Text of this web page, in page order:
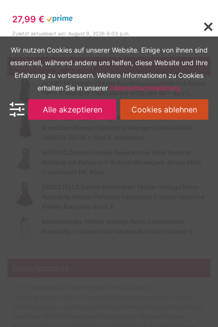
27,99 €
Zuletzt aktualisiert am: August 9, 2026 6:03 p.m.
Neue Vintage Kleider
HOMEYEE Damen Vintage Rundhalsausschnitt 3/4 Ärmel
Retro Knielanges Cocktailkleid A135 (EU 40 = Size L,
HOMEYEE Damen Vintage Rundhalsausschnitt
Wir nutzen Cookies auf unserer Website. Einige von ihnen sind
essenziell, während andere uns helfen, diese Website und Ihre
Erfahrung zu verbessern. Weitere Informationen zu Cookies
erhalten Sie in unserer Datenschutzerklärung
Alle akzeptieren Cookies ablehnen